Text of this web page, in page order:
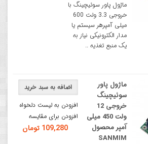
ماژول پاور سوئیچینگ با
خروجی 3.3 ولت 600
میلی آمپرهر سیستم یا
مدار الکترونیکی نیاز به
یک منبع تغذیه ..
اضافه به سبد خرید
افزودن به لیست دلخواه
افزودن برای مقایسه
109,280 تومان
ماژول پاور
سوئیچینگ
خروجی 12
ولت 450 میلی
آمپر محصول
SANMIM